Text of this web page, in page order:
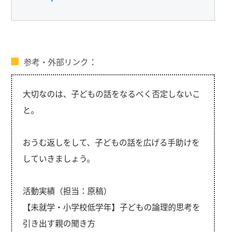
参考・外部リンク
大切なのは、子どもの話をなるべく否定しないこ
と。
おうむ返しをして、子どもの話を広げる手助けを
していきましょう。
活動実績（担当：原稿）
【未就学・小学校低学年】子どもの論理的思考を
引き出す親の聞き方